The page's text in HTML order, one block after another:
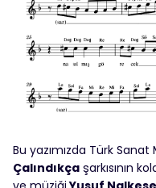
Bu yazımızda Türk
Çalındıkça şarkısının